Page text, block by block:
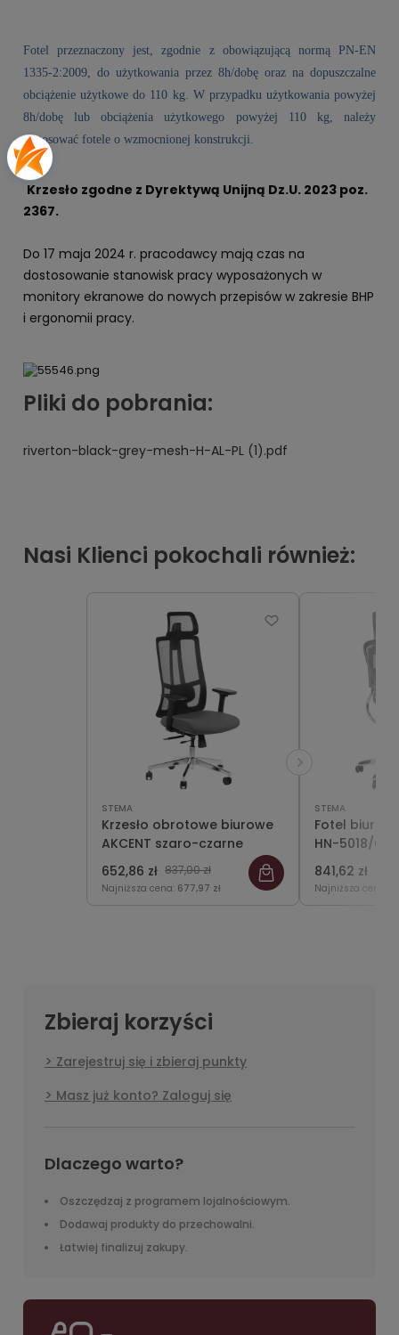
Fotel przeznaczony jest, zgodnie z obowiązującą normą PN-EN
1335-2:2009, do użytkowania przez 8h/dobę oraz na dopuszczalne
obciążenie użytkowe do 110 kg. W przypadku użytkowania powyżej
8h/dobę lub obciążenia użytkowego powyżej 110 kg, należy
zastosować fotele o wzmocnionej konstrukcji.
Krzesło zgodne z Dyrektywą Unijną Dz.U. 2023 poz.
2367.
Do 17 maja 2024 r. pracodawcy mają czas na
dostosowanie stanowisk pracy wyposażonych w
monitory ekranowe do nowych przepisów w zakresie BHP
i ergonomii pracy.
Pliki do pobrania:
riverton-black-grey-mesh-H-AL-PL (1).pdf
Nasi Klienci pokochali również:
STEMA
Krzesło obrotowe biurowe
AKCENT szaro-czarne
652,86 zł 837,00 zł
Najniższa cena: 677,97 zł
STEMA
Fotel
HN-5018/
biurowe
841,62 zł
Najniższa cena:
Zbieraj korzyści
Zarejestruj się i zbieraj punkty
Masz już konto? Zaloguj się
Dlaczego warto?
Oszczędzaj z programem lojalnościowym.
Dodawaj produkty do przechowalni.
Łatwiej finalizuj zakupy.